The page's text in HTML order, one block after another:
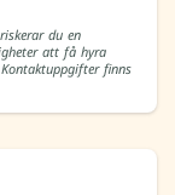
du en
att få hyra
finns